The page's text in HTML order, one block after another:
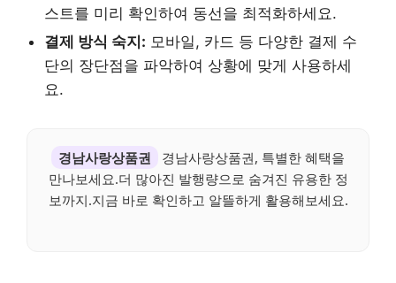
스트를 미리 확인하여 동선을 최적화하세요.
결제 방식 숙지: 모바일, 카드 등 다양한 결제 수
단의 장단점을 파악하여 상황에 맞게 사용하세
요.
경남사랑상품권
경남사랑상품권, 특별한 혜택을
만나보세요.더 많아진 발행량으로 숨겨진 유용한 정
보까지.지금 바로 확인하고 알뜰하게 활용해보세요.